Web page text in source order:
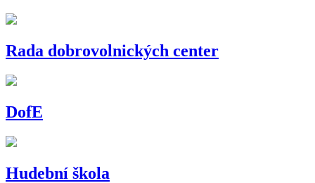
Rada dobrovolnických center
DofE
Hudební škola